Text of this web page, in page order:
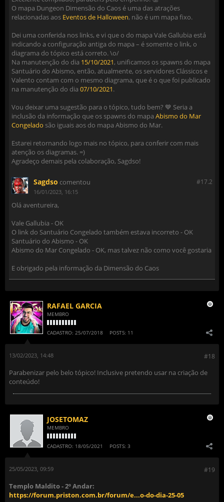
O mapa Dungeon Dimensão do Caos é uma das atrações
relacionadas aos Eventos de Halloween, não é um mapa fixo.
Dei uma conferida nos links, e vi que o do mapa Vale Gallubia está
indicando a configuração antiga do mapa – é somente o link, o
diagrama do tópico está correto. \o/
Na manutenção do dia 15/10/2021, unificamos os spawns do mapa
Santuário do Abismo, então, atualmente, os servidores Clássicos e
Valento contam com o mesmo diagrama, que é o que foi publicado
na manutenção do dia 07/10/2021.
Vou deixar uma sugestão para o tópico, tudo bem? 💙 Seria a
inclusão da informação que os spawns do mapa Abismo do Mar
Congelado são iguais aos do mapa Abismo do Mar.
Estarei retornando logo mais no tópico, para conferir com mais
atenção os diagramas. =)
Agradeço demais pela colaboração, Sagdso!
#17.2
Sagdso comentou
16/01/2023, 16:15
Olá aventureira,
Vale Gallubia - OK
O link do Santuário Congelado também estava incorreto - OK
Santuário do Abismo - OK
Abismo do Mar Congelado - OK, mas talvez não como você gostaria
E obrigado pela informação da Dimensão do Caos
RAFAEL GARCIA
MEMBRO
CADASTRO: 25/07/2018 POSTS: 11
#18
13/02/2023, 14:48
Parabenizar pelo belo tópico! Inclusive pretendo usar na criação de
conteúdo!
JOSETOMAZ
MEMBRO
CADASTRO: 18/05/2021 POSTS: 3
#19
25/05/2023, 09:59
Templo Maldito - 2º Andar:
https://forum.priston.com.br/forum/e...o-do-dia-25-05